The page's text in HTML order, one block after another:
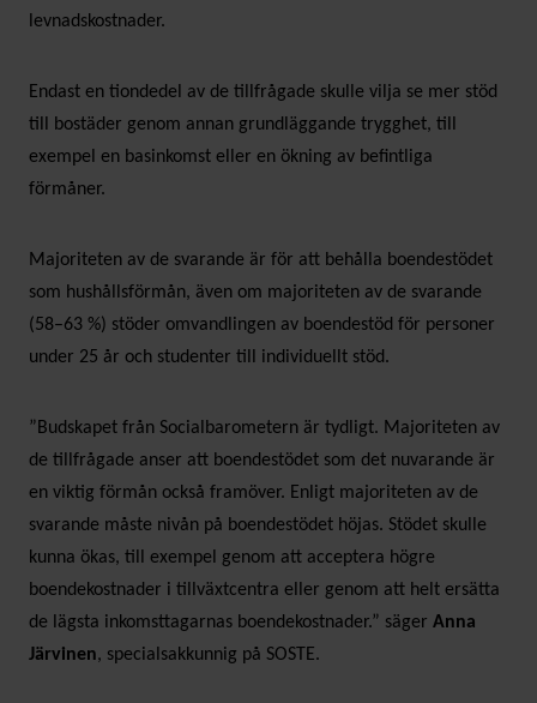
levnadskostnader.
Endast en tiondedel av de tillfrågade skulle vilja se mer stöd
till bostäder genom annan grundläggande trygghet, till
exempel en basinkomst eller en ökning av befintliga
förmåner.
Majoriteten av de svarande är för att behålla boendestödet
som hushållsförmån, även om majoriteten av de svarande
(58–63 %) stöder omvandlingen av boendestöd för personer
under 25 år och studenter till individuellt stöd.
”Budskapet från Socialbarometern är tydligt. Majoriteten av
de tillfrågade anser att boendestödet som det nuvarande är
en viktig förmån också framöver. Enligt majoriteten av de
svarande måste nivån på boendestödet höjas. Stödet skulle
kunna ökas, till exempel genom att acceptera högre
boendekostnader i tillväxtcentra eller genom att helt ersätta
de lägsta inkomsttagarnas boendekostnader.” säger Anna
Järvinen, specialsakkunnig på SOSTE.